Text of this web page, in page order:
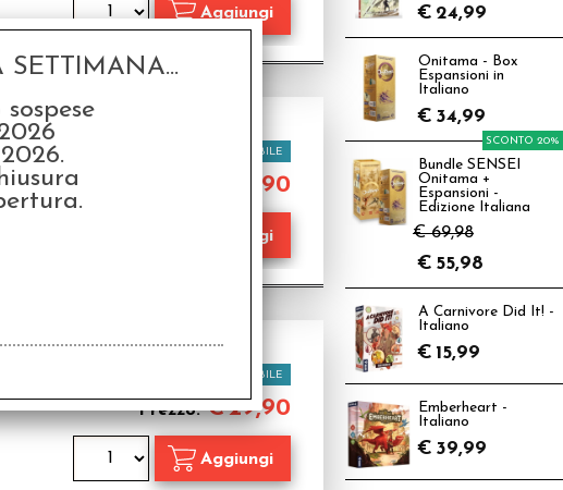
DISPONIBILE
29,90
DISPONIBILE
Prezzo:€29,90
€ 24,99
Onitama - Box
Espansioni in
Italiano
€ 34,99
Bundle SENSEI
Onitama +
Espansioni -
Edizione Italiana
€ 69,98
SCONTO 20%
€ 55,98
A Carnivore Did It! -
Italiano
€ 15,99
Emberheart -
Italiano
€ 39,99